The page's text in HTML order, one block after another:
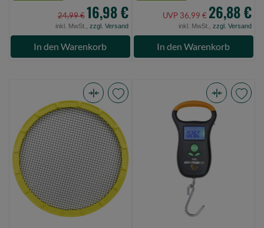
24,99 €16,98 €
inkl. MwSt., zzgl. Versand
In den Warenkorb
UVP 36,99 € 26,88 €
inkl. MwSt., zzgl. Versand
In den Warenkorb
Riddle
Insert
Large
Mesh
(Bild